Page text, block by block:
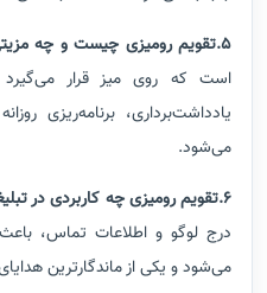
5.تقویم رومیزی چیست و چه مزیتی دارد؟
است که روی میز قرار می‌گیرد
یادداشت‌برداری، برنامه‌ریزی
می‌شود.
6.تقویم رومیزی چه کاربردی در تبلیغات دارد؟
درج لوگو و اطلاعات تماس،
می‌شود و یکی از ماندگارترین